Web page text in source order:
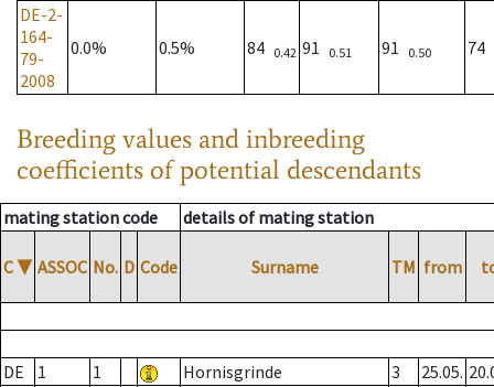
DE-2-
164-
79-
2008
0.0% 0.5% 84 0.42 91 0.51 91 0.50 74
Breeding values and inbreeding
coefficients of potential descendants
mating station code details of mating station
C ▼ ASSOC No. D Code Surname TM from
DE 1 1 Hornisgrinde 3 25.05.